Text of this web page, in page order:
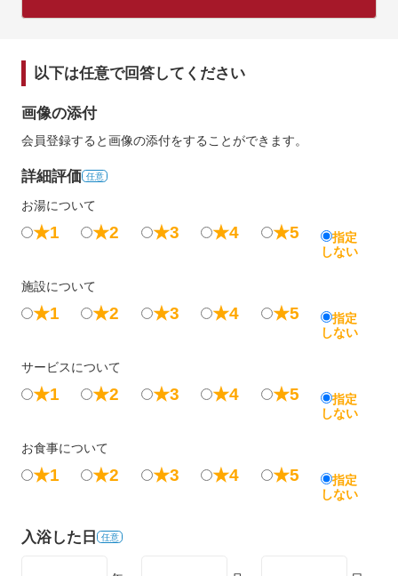
以下は任意で回答してください
画像の添付
会員登録すると画像の添付をすることができます。
詳細評価 任意
お湯について
★1 ★2 ★3 ★4 ★5
指定
しない
施設について
★1 ★2 ★3 ★4 ★5
指定
しない
サービスについて
★1 ★2 ★3 ★4 ★5
指定
しない
お食事について
★1 ★2 ★3 ★4 ★5
指定
しない
入浴した日 任意